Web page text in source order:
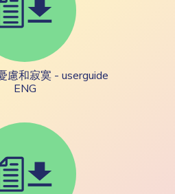
慮和寂寞 - userguide
ENG